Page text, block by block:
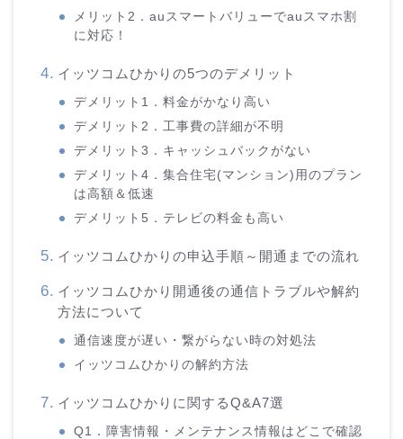
メリット2．auスマートバリューでauスマホ割
に対応！
イッツコムひかりの5つのデメリット
デメリット1．料金がかなり高い
デメリット2．工事費の詳細が不明
デメリット3．キャッシュバックがない
デメリット4．集合住宅(マンション)用のプラン
は高額＆低速
デメリット5．テレビの料金も高い
イッツコムひかりの申込手順～開通までの流れ
イッツコムひかり開通後の通信トラブルや解約
方法について
通信速度が遅い・繋がらない時の対処法
イッツコムひかりの解約方法
イッツコムひかりに関するQ&A7選
Q1．障害情報・メンテナンス情報はどこで確認